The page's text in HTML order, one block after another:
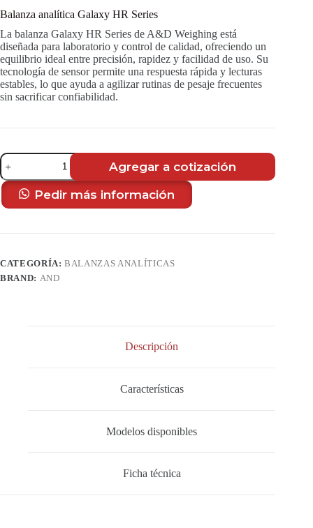
Balanza analítica Galaxy HR Series
La balanza Galaxy HR Series de A&D Weighing está
diseñada para laboratorio y control de calidad, ofreciendo un
equilibrio ideal entre precisión, rapidez y facilidad de uso. Su
tecnología de sensor permite una respuesta rápida y lecturas
estables, lo que ayuda a agilizar rutinas de pesaje frecuentes
sin sacrificar confiabilidad.
Balanza
analítica
Galaxy
Series
Agregar a cotización
Pedir más información
CATEGORÍA:BALANZAS ANALÍTICAS
BRAND: AND
Descripción
Características
Modelos disponibles
Ficha técnica